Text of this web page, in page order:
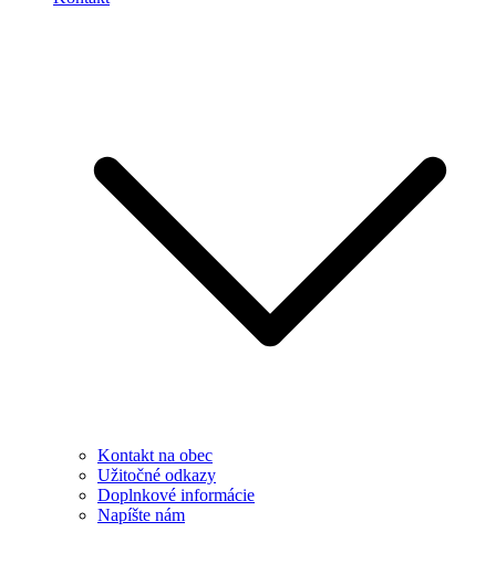
Kontakt na obec
Užitočné odkazy
Doplnkové informácie
Napíšte nám